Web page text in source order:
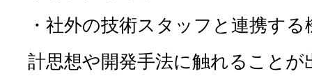
・社外の技術スタッフと連携す
計思想や開発手法に触れることが